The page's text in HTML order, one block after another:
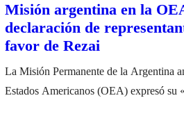
Misión argentina en la
declaración de
favor de Rezai
La Misión Permanente de la Argentina
Estados Americanos (OEA) expresó su